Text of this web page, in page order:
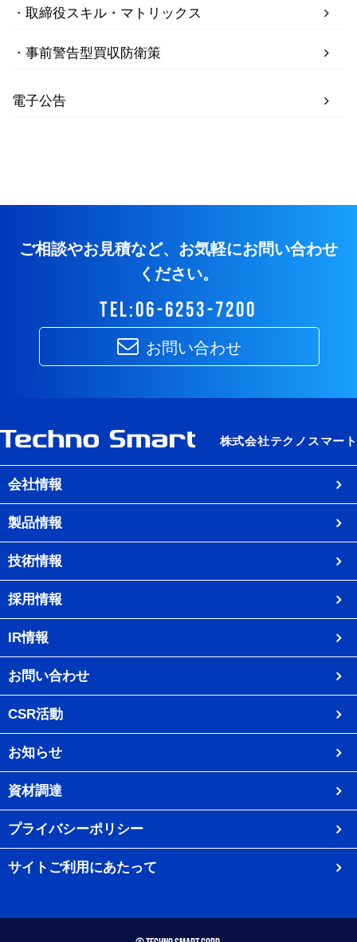
取締役スキル・マトリックス
事前警告型買収防衛策
電子公告
ご相談やお見積など、お気軽にお問い合わせ
ください。
tel:06-6253-7200
お問い合わせ
会社情報
製品情報
技術情報
採用情報
IR情報
お問い合わせ
CSR活動
お知らせ
資材調達
プライバシーポリシー
サイトご利用にあたって